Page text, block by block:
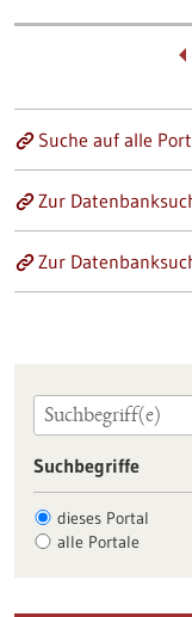
Suche auf alle
Zur
Zur
Suchbegriffe
dieses Portal
alle Portale